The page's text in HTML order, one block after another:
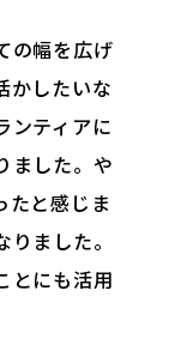
の幅を広げ
かしたいな
ンティアに
ました。や
たと感じま
ました。
とにも活用